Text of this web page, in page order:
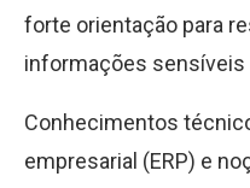
forte orientação para
informações sensíveis
Conhecimentos
empresarial (ERP) e